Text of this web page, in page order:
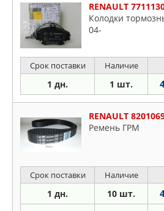
RENAULT
Колодки
04-
Срок поставки Наличие
1 дн. 1 шт.
RENAULT
Ремень ГРМ
Срок поставки Наличие
1 дн. 10 шт.